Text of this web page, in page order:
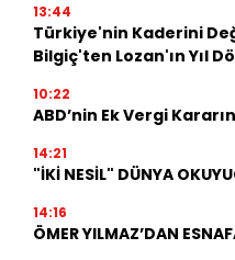
13:44
Türkiye'nin Kaderini
Bilgiç'ten Lozan'ın Yıl
10:22
ABD’nin Ek Vergi
14:21
"İKİ NESİL" DÜNYA
14:16
ÖMER YILMAZ’DAN